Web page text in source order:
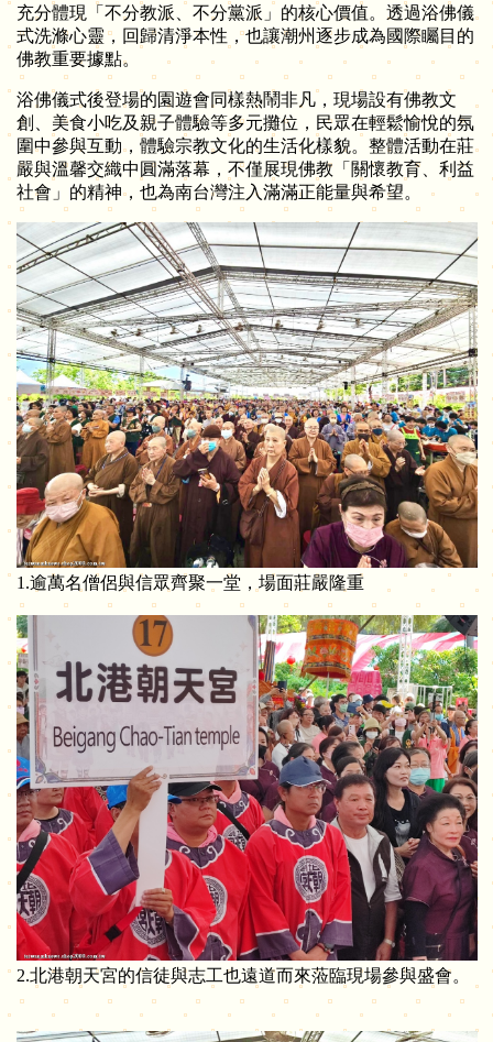
充分體現「不分教派、不分黨派」的核心價值。透過浴佛儀
式洗滌心靈，回歸清淨本性，也讓潮州逐步成為國際矚目的
佛教重要據點。
浴佛儀式後登場的園遊會同樣熱鬧非凡，現場設有佛教文
創、美食小吃及親子體驗等多元攤位，民眾在輕鬆愉悅的氛
圍中參與互動，體驗宗教文化的生活化樣貌。整體活動在莊
嚴與溫馨交織中圓滿落幕，不僅展現佛教「關懷教育、利益
社會」的精神，也為南台灣注入滿滿正能量與希望。
1.逾萬名僧侶與信眾齊聚一堂，場面莊嚴隆重
2.北港朝天宮的信徒與志工也遠道而來蒞臨現場參與盛會。